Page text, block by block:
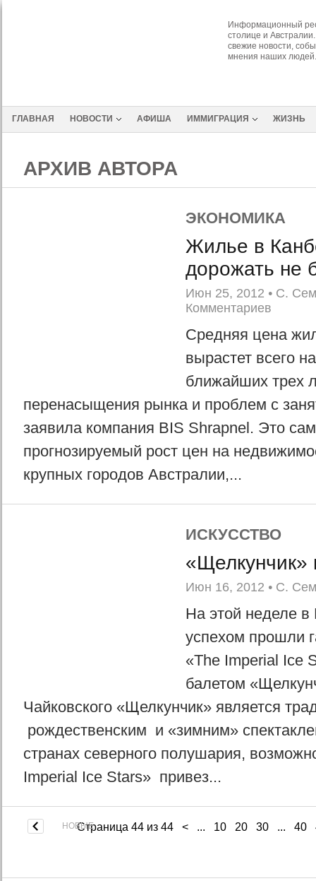
Информационный
столице и
свежие новости,
мнения наших людей.
ГЛАВНАЯ НОВОСТИ АФИША ИММИГРАЦИЯ ЖИЗНЬ
АРХИВ АВТОРА
ЭКОНОМИКА
Жилье в
дорожать не
Июн 25, 2012 • С.
Комментариев
Средняя цена
вырастет всего
ближайших трех
перенасыщения рынка и проблем с
заявила компания BIS Shrapnel. Это
прогнозируемый рост цен на
крупных городов Австралии,...
ИСКУССТВО
«Щелкунчик»
Июн 16, 2012 • С.
На этой неделе в
успехом прошли
«The Imperial Ice
балетом
Чайковского «Щелкунчик» является
рождественским и «зимним»
странах северного полушария,
Imperial Ice Stars» привез...
Страница 44 из 44 <
НОВЫЕ ... 10 20 30 ... 40